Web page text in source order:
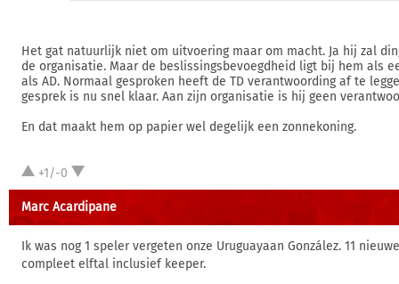
Het gat natuurlijk niet om uitvoering maar om macht. Ja hij zal
de organisatie. Maar de beslissingsbevoegdheid ligt bij hem als
als AD. Normaal gesproken heeft de TD verantwoording af te
gesprek is nu snel klaar. Aan zijn organisatie is hij geen
En dat maakt hem op papier wel degelijk een zonnekoning.
+1/-0
Marc Acardipane
Ik was nog 1 speler vergeten onze Uruguayaan González. 11
compleet elftal inclusief keeper.